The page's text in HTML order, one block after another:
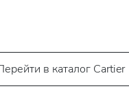
в каталог Cartier